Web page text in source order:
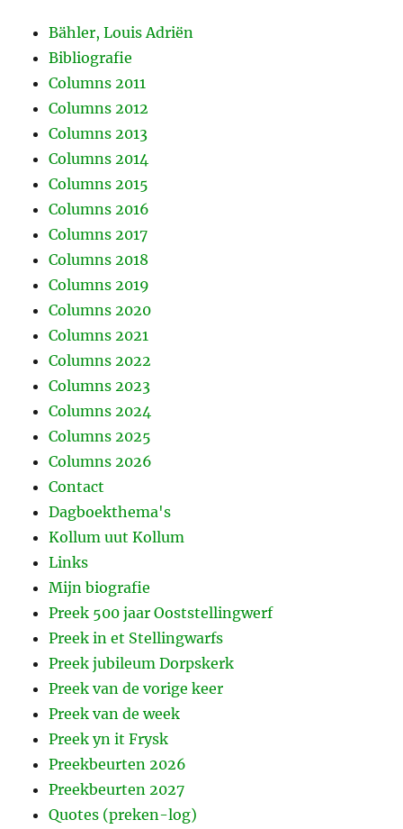
Bähler, Louis Adriën
Bibliografie
Columns 2011
Columns 2012
Columns 2013
Columns 2014
Columns 2015
Columns 2016
Columns 2017
Columns 2018
Columns 2019
Columns 2020
Columns 2021
Columns 2022
Columns 2023
Columns 2024
Columns 2025
Columns 2026
Contact
Dagboekthema's
Kollum uut Kollum
Links
Mijn biografie
Preek 500 jaar Ooststellingwerf
Preek in et Stellingwarfs
Preek jubileum Dorpskerk
Preek van de vorige keer
Preek van de week
Preek yn it Frysk
Preekbeurten 2026
Preekbeurten 2027
Quotes (preken-log)